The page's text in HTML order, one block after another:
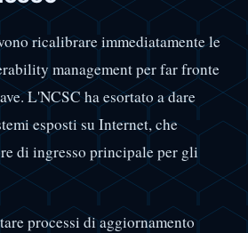
ricalibrare immediatamente le
management per far fronte
L'NCSC ha esortato a dare
esposti su Internet, che
di ingresso principale per gli
processi di aggiornamento